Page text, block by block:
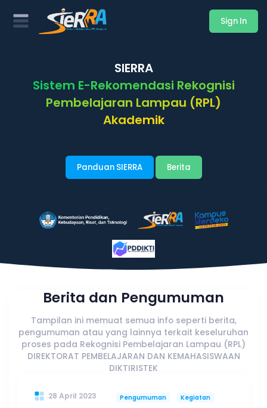
Sign In
SIERRA
Sistem E-Rekomendasi Rekognisi
Pembelajaran Lampau (RPL)
Akademik
Panduan SIERRA Berita
Berita dan Pengumuman
Tampilan ini memuat semua info seperti berita,
pengumuman atau yang lainnya terkait keseluruhan
proses pada Rekognisi Pembelajaran Lampau (RPL)
DIREKTORAT PEMBELAJARAN DAN KEMAHASISWAAN
DIKTIRISTEK
28 April 2023 Pengumuman Kegiatan